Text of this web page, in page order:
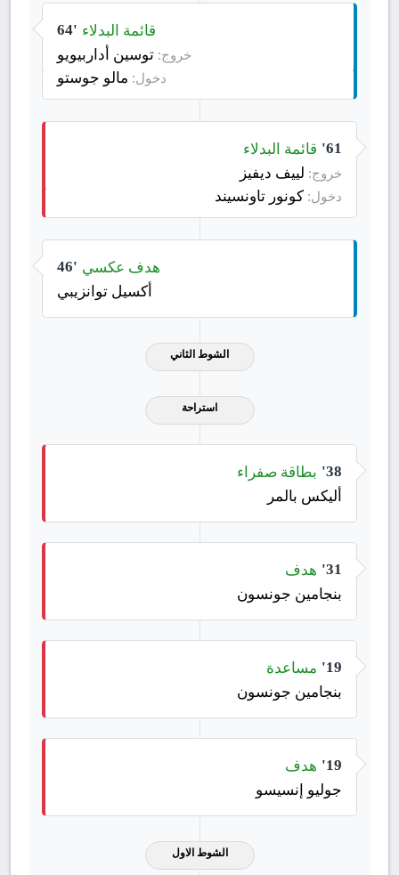
64' قائمة البدلاء
خروج: توسين أداربيويو
دخول: مالو جوستو
61' قائمة البدلاء
خروج: لييف ديفيز
دخول: كونور تاونسيند
46' هدف عكسي
أكسيل توانزيبي
الشوط الثاني
استراحة
38' بطاقة صفراء
أليكس بالمر
31' هدف
بنجامين جونسون
19'
مساعدة
بنجامين جونسون
19'
هدف
جوليو إنسيسو
الشوط الاول